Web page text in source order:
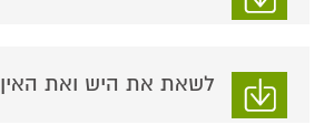
לשאת את היש ואת האין